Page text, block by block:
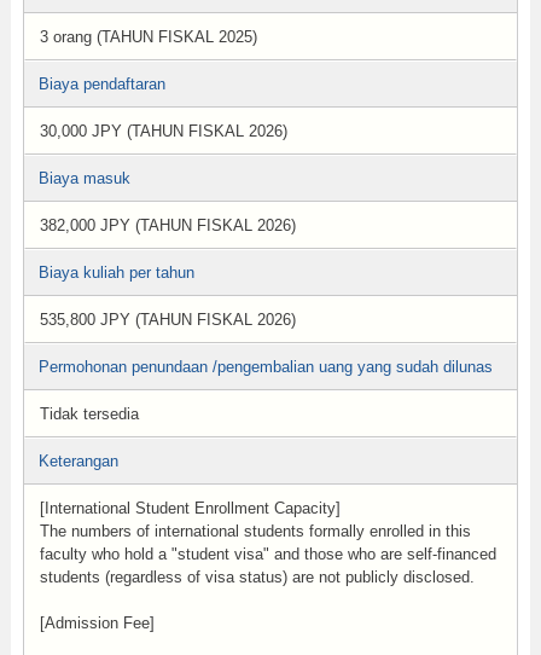
3 orang (TAHUN FISKAL 2025)
Biaya pendaftaran
30,000 JPY (TAHUN FISKAL 2026)
Biaya masuk
382,000 JPY (TAHUN FISKAL 2026)
Biaya kuliah per tahun
535,800 JPY (TAHUN FISKAL 2026)
Permohonan penundaan /pengembalian uang yang sudah dilunas
Tidak tersedia
Keterangan
[International Student Enrollment Capacity]
The numbers of international students formally enrolled in this
faculty who hold a "student visa" and those who are self-financed
students (regardless of visa status) are not publicly disclosed.
[Admission Fee]